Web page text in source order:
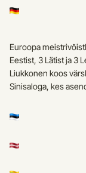
Euroopa
Eestist, 3 Lätist ja 3
Liukkonen koos
Sinisaloga, kes